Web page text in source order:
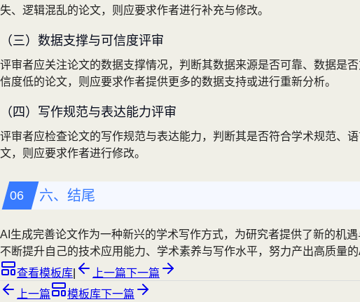
失、逻辑混乱的论文，则应要求作者进行补充与修改。
（三）数据支撑与可信度评审
评审者应关注论文的数据支撑情况，判断其数据来源是否可靠、数据是
信度低的论文，则应要求作者提供更多的数据支持或进行重新分析。
（四）写作规范与表达能力评审
评审者应检查论文的写作规范与表达能力，判断其是否符合学术规范、
文，则应要求作者进行修改。
六、结尾
AI生成完善论文作为一种新兴的学术写作方式，为研究者提供了新的机
不断提升自己的技术应用能力、学术素养与写作水平，努力产出高质量
查看模板库
上一篇下一篇
上一篇
模板库下一篇